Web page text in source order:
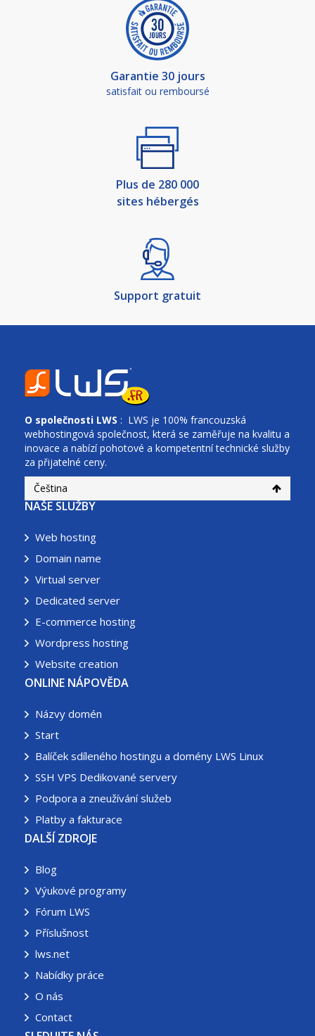
Garantie 30 jours
satisfait ou remboursé
Plus de 280 000
sites hébergés
Support gratuit
O společnosti LWS : LWS je 100% francouzská
webhostingová společnost, která se zaměřuje na kvalitu a
inovace a nabízí pohotové a kompetentní technické služby
za přijatelné ceny.
Čeština
NAŠE SLUŽBY
Web hosting
Domain name
Virtual server
Dedicated server
E-commerce hosting
Wordpress hosting
Website creation
ONLINE NÁPOVĚDA
Názvy domén
Start
Balíček sdíleného hostingu a domény LWS Linux
SSH VPS Dedikované servery
Podpora a zneužívání služeb
Platby a fakturace
DALŠÍ ZDROJE
Blog
Výukové programy
Fórum LWS
Příslušnost
lws.net
Nabídky práce
O nás
Contact